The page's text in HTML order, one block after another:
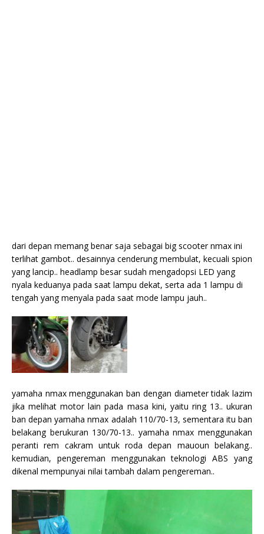
dari depan memang benar saja sebagai big scooter nmax ini
terlihat gambot.. desainnya cenderung membulat, kecuali spion
yang lancip.. headlamp besar sudah mengadopsi LED yang
nyala keduanya pada saat lampu dekat, serta ada 1 lampu di
tengah yang menyala pada saat mode lampu jauh..
yamaha nmax menggunakan ban dengan diameter tidak lazim
jika melihat motor lain pada masa kini, yaitu ring 13.. ukuran
ban depan yamaha nmax adalah 110/70-13, sementara itu ban
belakang berukuran 130/70-13.. yamaha nmax menggunakan
peranti rem cakram untuk roda depan mauoun belakang..
kemudian, pengereman menggunakan teknologi ABS yang
dikenal mempunyai nilai tambah dalam pengereman..